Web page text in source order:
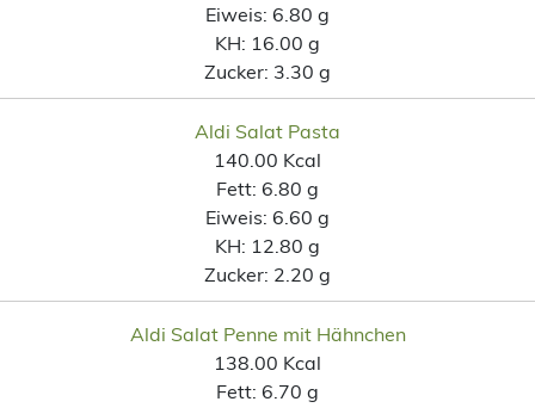
Eiweis: 6.80 g
KH: 16.00 g
Zucker: 3.30 g
Aldi Salat Pasta
140.00 Kcal
Fett: 6.80 g
Eiweis: 6.60 g
KH: 12.80 g
Zucker: 2.20 g
Aldi Salat Penne mit Hähnchen
138.00 Kcal
Fett: 6.70 g